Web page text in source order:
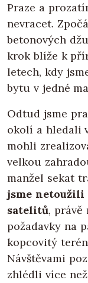
Praze a
nevracet.
betonových
krok blíže k
letech, kdy
bytu v jedné
Odtud jsme
okolí a hledali
mohli
velkou
manžel sekat
jsme netoužili
satelitů, právě
požadavky na
kopcovitý
Návštěvami
zhlédli více